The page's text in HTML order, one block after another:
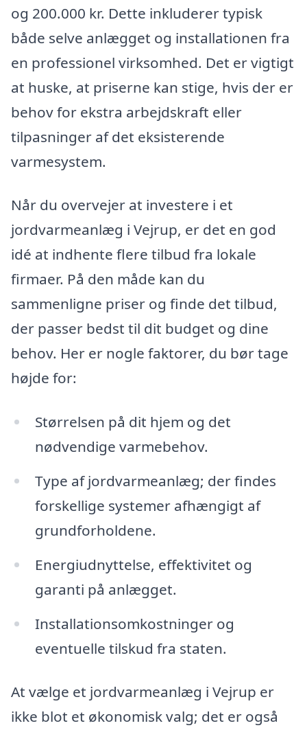
og 200.000 kr. Dette inkluderer typisk
både selve anlægget og installationen fra
en professionel virksomhed. Det er vigtigt
at huske, at priserne kan stige, hvis der er
behov for ekstra arbejdskraft eller
tilpasninger af det eksisterende
varmesystem.
Når du overvejer at investere i et
jordvarmeanlæg i Vejrup, er det en god
idé at indhente flere tilbud fra lokale
firmaer. På den måde kan du
sammenligne priser og finde det tilbud,
der passer bedst til dit budget og dine
behov. Her er nogle faktorer, du bør tage
højde for:
Størrelsen på dit hjem og det
nødvendige varmebehov.
Type af jordvarmeanlæg; der findes
forskellige systemer afhængigt af
grundforholdene.
Energiudnyttelse, effektivitet og
garanti på anlægget.
Installationsomkostninger og
eventuelle tilskud fra staten.
At vælge et jordvarmeanlæg i Vejrup er
ikke blot et økonomisk valg; det er også